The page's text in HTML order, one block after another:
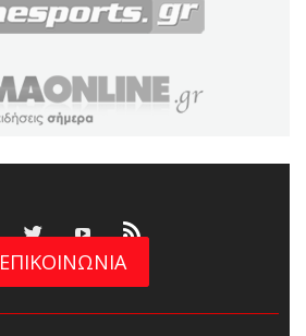
ΕΠΙΚΟΙΝΩΝΙΑ